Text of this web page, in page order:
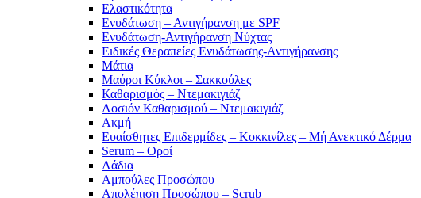
Ελαστικότητα
Ενυδάτωση – Αντιγήρανση με SPF
Ενυδάτωση-Αντιγήρανση Νύχτας
Ειδικές Θεραπείες Ενυδάτωσης-Αντιγήρανσης
Μάτια
Μαύροι Κύκλοι – Σακκούλες
Καθαρισμός – Ντεμακιγιάζ
Λοσιόν Καθαρισμού – Ντεμακιγιάζ
Ακμή
Ευαίσθητες Επιδερμίδες – Κοκκινίλες – Μή Ανεκτικό Δέρμα
Serum – Οροί
Λάδια
Αμπούλες Προσώπου
Απολέπιση Προσώπου – Scrub